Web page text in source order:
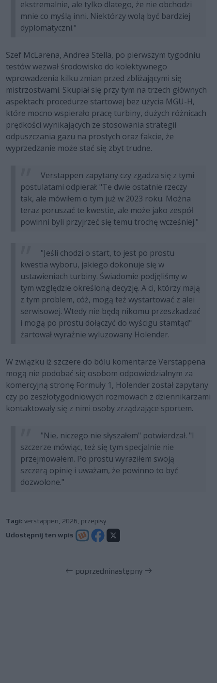
ekstremalnie, ale tylko dlatego, że nie obchodzi
mnie co myślą inni. Niektórzy wolą być bardziej
dyplomatyczni."
Szef McLarena, Andrea Stella, po pierwszym tygodniu
testów wezwał środowisko do kolektywnego
wprowadzenia kilku zmian przed zbliżającymi się
mistrzostwami. Skupiał się przy tym na trzech głównych
aspektach: procedurze startowej bez użycia MGU-H,
które mocno wspierało pracę turbiny, dużych różnicach
prędkości wynikających ze stosowania strategii
odpuszczania gazu na prostych oraz fakcie, że
wyprzedzanie może stać się zbyt trudne.
Verstappen zapytany czy zgadza się z tymi
postulatami odpierał: "Te dwie ostatnie rzeczy
tak, ale mówiłem o tym już w 2023 roku. Można
teraz poruszać te kwestie, ale może jako zespół
powinni byli przyjrzeć się temu trochę wcześniej."
"Jeśli chodzi o start, to jest po prostu
kwestia wyboru, jakiego dokonuje się w
ustawieniach turbiny. Świadomie podjęliśmy w
tym względzie określoną decyzję. A ci, którzy mają
z tym problem, cóż, mogą też wystartować z alei
serwisowej. Wtedy nie będą nikomu przeszkadzać
i mogą po prostu dołączyć do wyścigu stamtąd"
żartował wyraźnie wyluzowany Holender.
W związku iż szczere do bólu komentarze Verstappena
mogą nie podobać się osobom odpowiedzialnym za
komercyjną stronę Formuły 1, Holender został zapytany
czy po zeszłotygodniowych rozmowach z dziennikarzami
kontaktowały się z nimi osoby zrządzające sportem.
"Nie, niczego nie słyszałem" potwierdzał. "I
szczerze mówiąc, też się tym specjalnie nie
przejmowałem. Po prostu wyraziłem swoją
szczerą opinię i uważam, że powinno to być
dozwolone."
Tagi: verstappen 2026 przepisy
Udostępnij ten wpis
poprzedninastępny